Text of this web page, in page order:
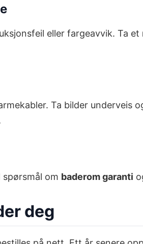
eller fargeavvik. Ta
Ta bilder underveis
spørsmål om baderom garanti
deg